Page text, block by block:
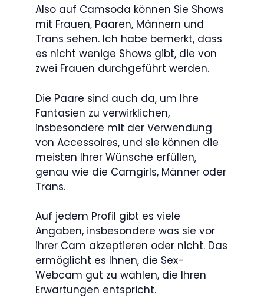
Also auf Camsoda können Sie Shows
mit Frauen, Paaren, Männern und
Trans sehen. Ich habe bemerkt, dass
es nicht wenige Shows gibt, die von
zwei Frauen durchgeführt werden.
Die Paare sind auch da, um Ihre
Fantasien zu verwirklichen,
insbesondere mit der Verwendung
von Accessoires, und sie können die
meisten Ihrer Wünsche erfüllen,
genau wie die Camgirls, Männer oder
Trans.
Auf jedem Profil gibt es viele
Angaben, insbesondere was sie vor
ihrer Cam akzeptieren oder nicht. Das
ermöglicht es Ihnen, die Sex-
Webcam gut zu wählen, die Ihren
Erwartungen entspricht.